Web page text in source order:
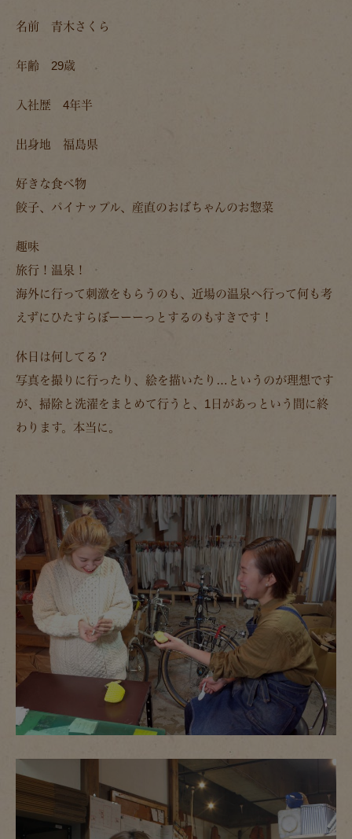
名前 青木さくら
年齢 29歳
入社歴 4年半
出身地 福島県
好きな食べ物
餃子、パイナップル、産直のおばちゃんのお惣菜
趣味
旅行！温泉！
海外に行って刺激をもらうのも、近場の温泉へ行って何も考
えずにひたすらぼーーーっとするのもすきです！
休日は何してる？
写真を撮りに行ったり、絵を描いたり…というのが理想です
が、掃除と洗濯をまとめて行うと、1日があっという間に終
わります。本当に。